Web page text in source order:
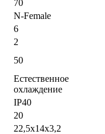
70
N-Female
6
2
50
Естественное
охлаждение
IP40
20
22,5х14х3,2